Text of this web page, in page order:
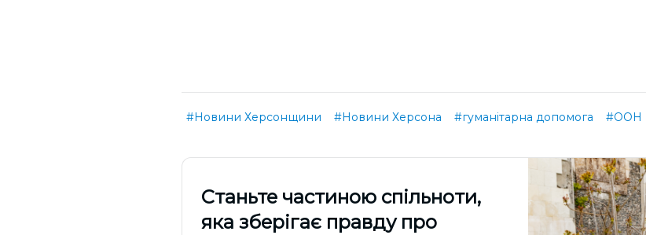
#Новини Херсонщини #Новини Херсона #гуманітарна допомога #ООН
Cтаньте частиною спільноти,
яка зберігає правду про